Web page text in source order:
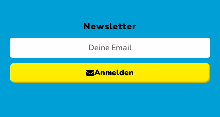
Newsletter
Anmelden